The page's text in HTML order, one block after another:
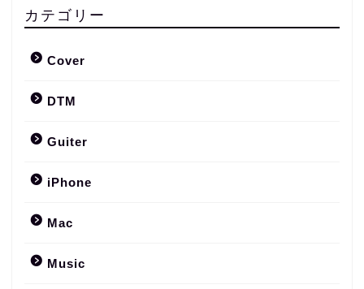
カテゴリー
Cover
DTM
Guiter
iPhone
Mac
Music